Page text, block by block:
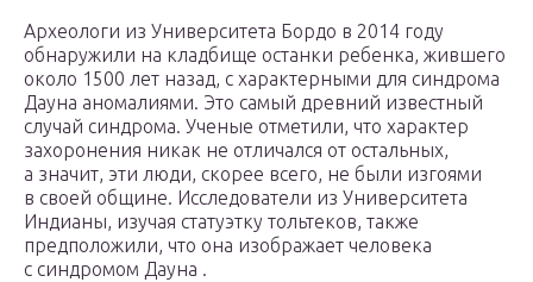
Археологи из Университета Бордо в 2014 году
обнаружили на кладбище останки ребенка, жившего
около 1500 лет назад, с характерными для синдрома
Дауна аномалиями. Это самый древний известный
случай синдрома. Ученые отметили, что характер
захоронения никак не отличался от остальных,
а значит, эти люди, скорее всего, не были изгоями
в своей общине. Исследователи из Университета
Индианы, изучая статуэтку тольтеков, также
предположили, что она изображает человека
с синдромом Дауна .